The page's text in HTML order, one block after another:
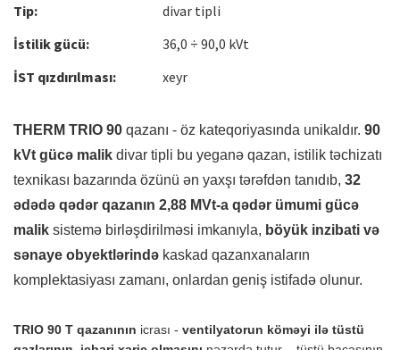
Tip:
divar tipli
İstilik gücü:
36,0 ÷ 90,0 kVt
İST qızdırılması:
xeyr
THERM TRIO 90 qazanı - öz kateqoriyasında unikaldır. 90
kVt gücə malik divar tipli bu yeganə qazan, istilik təchizatı
texnikası bazarında özünü ən yaxşı tərəfdən tanıdıb, 32
ədədə qədər qazanın 2,88 MVt-a qədər ümumi gücə
malik sistemə birləşdirilməsi imkanıyla, böyük inzibati və
sənaye obyektlərində kaskad qazanxanaların
komplektasiyası zamanı, onlardan geniş istifadə olunur.
TRIO 90 Т qazanının icrası - ventilyatorun köməyi ilə tüstü